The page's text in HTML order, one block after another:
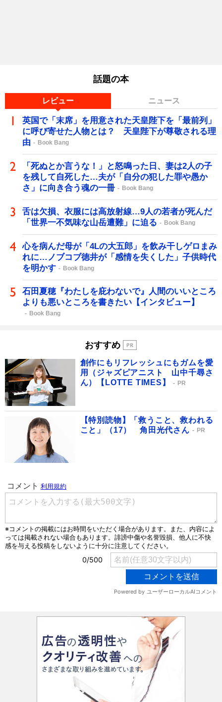
話題の本
レビュー ニュース
英国で「末席」を用意された天皇陛下を「最前列」
に呼び寄せた人物とは？ 天皇陛下が尊敬される理
由
Book Bang
「死ぬとか言うな！」と怒鳴った日、妻は2人の子
を残して自死した…夫が「自分の犯した罪や愚か
さ」に向き合う魂の一冊
Book Bang
舌は欠損、衣服には高放射線…9人の若者が死んだ
「世界一不気味な山岳遭難」に迫る
Book Bang
心を病んだ母が「4Lの大五郎」を飲み干しゲロまみ
れに…ノブコブ徳井が「感情を失くした」子供時代
を明かす
Book Bang
石田夏穂『わたしを庇わないで』人間のいいところ
よりも悪いところを書きたい【インタビュー】
Book Bang
おすすめ
創作にもリフレッシュにもガムを愛
用（ジャズピアニスト 山中千尋さ
ん）【LOTTE TIMES】
PR
【特別読物】「救うこと、救われる
こと」（17） 角田光代さん
PR